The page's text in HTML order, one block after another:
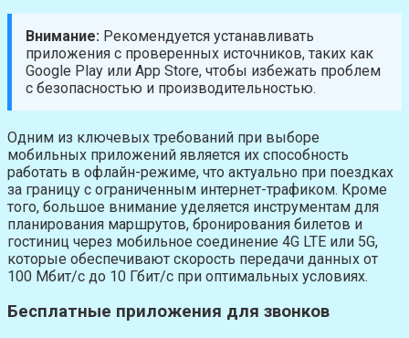
Внимание: Рекомендуется устанавливать
приложения с проверенных источников, таких как
Google Play или App Store, чтобы избежать проблем
с безопасностью и производительностью.
Одним из ключевых требований при выборе
мобильных приложений является их способность
работать в офлайн-режиме, что актуально при поездках
за границу с ограниченным интернет-трафиком. Кроме
того, большое внимание уделяется инструментам для
планирования маршрутов, бронирования билетов и
гостиниц через мобильное соединение 4G LTE или 5G,
которые обеспечивают скорость передачи данных от
100 Мбит/с до 10 Гбит/с при оптимальных условиях.
Бесплатные приложения для звонков